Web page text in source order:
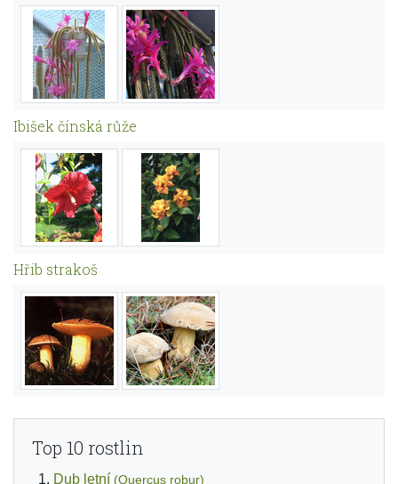
Ibišek čínská růže
Hřib strakoš
Top 10 rostlin
Dub letní (Quercus robur)